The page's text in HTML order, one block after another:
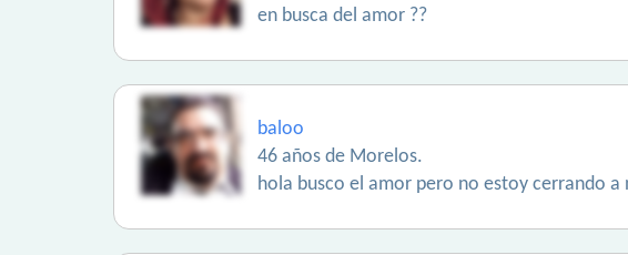
en busca del amor ??
baloo
46 años de Morelos.
hola busco el amor pero no estoy cerrando a